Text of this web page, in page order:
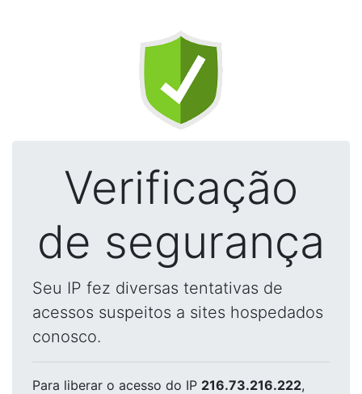
Verificação
de segurança
Seu IP fez diversas tentativas de
acessos suspeitos a sites hospedados
conosco.
Para liberar o acesso do IP 216.73.216.222,